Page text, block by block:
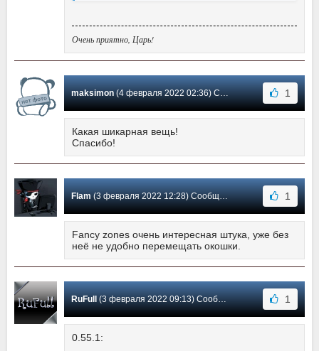
Очень приятно, Царь!
maksimon(4 февраля 2022 02:36) Сообщение #16 1
Какая шикарная вещь!
Спасибо!
Flam(3 февраля 2022 12:28) Сообщение #15 1
Fancy zones очень интересная штука, уже без
неё не удобно перемещать окошки.
RuFull(3 февраля 2022 09:13) Сообщение #14 1
0.55.1: